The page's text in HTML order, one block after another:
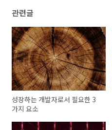
관련글
성장하는 개발자로서 필요한 3
가지 요소